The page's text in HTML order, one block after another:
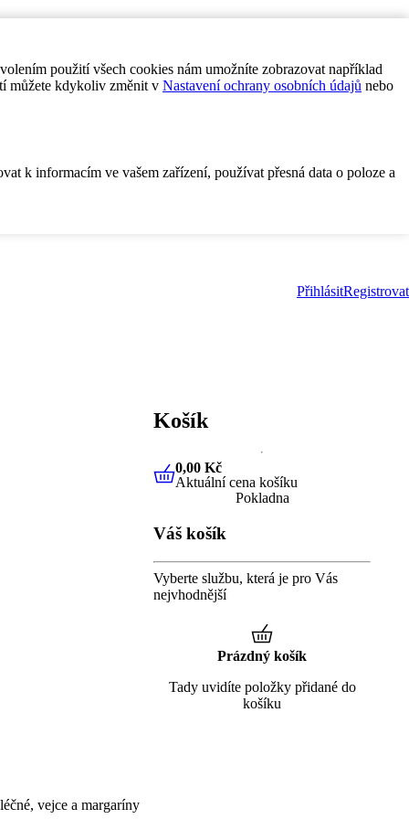
použití všech cookies nám umožníte zobrazovat například
můžete kdykoliv změnit v Nastavení ochrany osobních údajů nebo
k informacím ve vašem zařízení, používat přesná data o poloze a
PřihlásitRegistrovat
vejce a margaríny
Košík
0,00 KčAktuální cena košíku
0,00 Kč
Aktuální cena košíku
Pokladna
Váš košík
Vyberte službu, která je pro Vás
nejvhodnější
Prázdný košík
Tady uvidíte položky přidané do
košíku